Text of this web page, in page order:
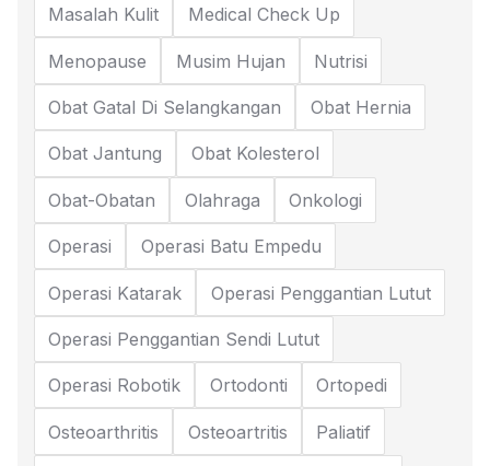
Masalah Kulit Medical Check Up
Menopause Musim Hujan Nutrisi
Obat Gatal Di Selangkangan Obat Hernia
Obat Jantung Obat Kolesterol
Obat-Obatan Olahraga Onkologi
Operasi Operasi Batu Empedu
Operasi Katarak Operasi Penggantian Lutut
Operasi Penggantian Sendi Lutut
Operasi Robotik Ortodonti Ortopedi
Osteoarthritis Osteoartritis Paliatif